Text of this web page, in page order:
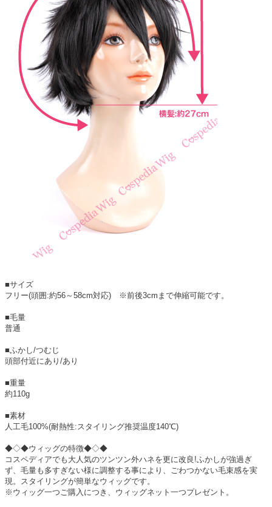
■サイズ
フリー(頭囲:約56～58cm対応) ※前後3cmまで伸縮可能です。
■毛量
普通
■ふかし/つむじ
頭部付近にあり/あり
■重量
約110g
■素材
人工毛100%(耐熱性:スタイリング推奨温度140℃)
◆◇◆ウィッグの特徴◆◇◆
コスペディアでも大人気のツンツン外ハネを更に改良!ふかしが強過ぎ
ず、毛量も多すぎない様に調整する事により、ごわつかない毛束感を実
現。スタイリングが簡単なウィッグです。
※ウィッグ一つご購入につき、ウィッグネット一つプレゼント。